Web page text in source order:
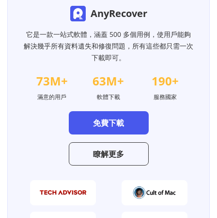
AnyRecover
它是一款一站式軟體，涵蓋 500 多個用例，使用戶能夠
解決幾乎所有資料遺失和修復問題，所有這些都只需一次
下載即可。
58
63
73M+
滿意的用戶
43
48
53
58
63M+
軟體下載
175
180
190+
服務國家
免費下載
瞭解更多